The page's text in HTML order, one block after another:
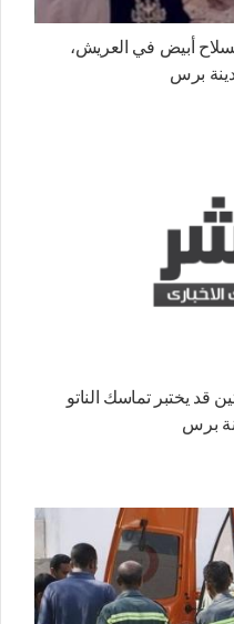
أبيض في العريش،
برس
قد يختبر تماسك الناتو
برس